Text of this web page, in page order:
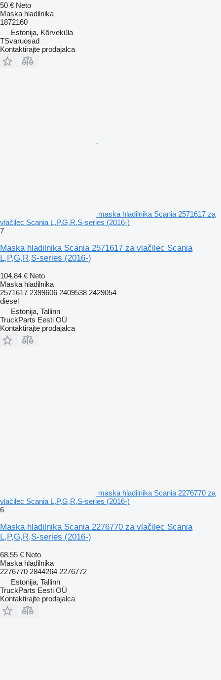
50 € Neto
Maska hladilnika
1872160
Estonija, Kõrveküla
TSvaruosad
Kontaktirajte prodajalca
maska hladilnika Scania 2571617 za
vlačilec Scania L,P,G,R,S-series (2016-)
7
Maska hladilnika Scania 2571617 za vlačilec Scania
L,P,G,R,S-series (2016-)
104,84 € Neto
Maska hladilnika
2571617 2399606 2409538 2429054
diesel
Estonija, Tallinn
TruckParts Eesti OÜ
Kontaktirajte prodajalca
maska hladilnika Scania 2276770 za
vlačilec Scania L,P,G,R,S-series (2016-)
6
Maska hladilnika Scania 2276770 za vlačilec Scania
L,P,G,R,S-series (2016-)
68,55 € Neto
Maska hladilnika
2276770 2844264 2276772
Estonija, Tallinn
TruckParts Eesti OÜ
Kontaktirajte prodajalca